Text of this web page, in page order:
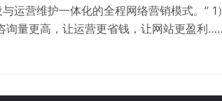
运营维护一体化的全程网络营销模式。” 1）
询量更高，让运营更省钱，让网站更盈利
究访客浏览轨迹，把传统营销搬到网上，